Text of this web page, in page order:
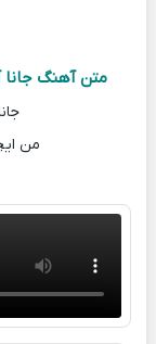
متن آهنگ جانا
من